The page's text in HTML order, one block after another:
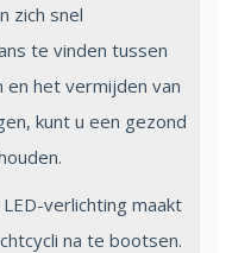
zich snel
te vinden tussen
het vermijden van
kunt u een gezond
verlichting maakt
na te bootsen.